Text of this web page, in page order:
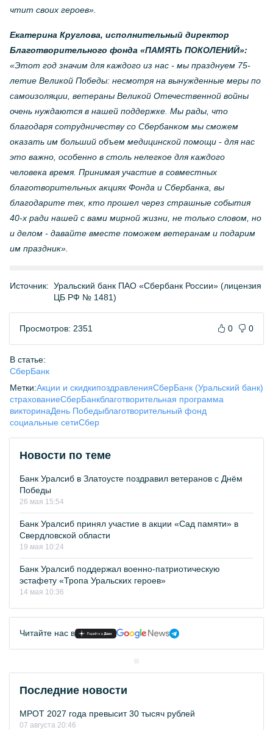
чтит своих героев».
Екатерина Круглова, исполнительный директор
Благотворительного фонда «ПАМЯТЬ ПОКОЛЕНИЙ»:
«Этот год значим для каждого из нас - мы празднуем 75-
летие Великой Победы: несмотря на вынужденные меры по
самоизоляции, ветераны Великой Отечественной войны
очень нуждаются в нашей поддержке. Мы рады, что
благодаря сотрудничеству со Сбербанком мы сможем
оказать им больший объем медицинской помощи - для нас
это важно, особенно в столь нелегкое для каждого
человека время. Принимая участие в совместных
благотворительных акциях Фонда и Сбербанка, вы
благодарите тех, кто прошел через страшные события
40-х ради нашей с вами мирной жизни, не только словом, но
и делом - давайте вместе поможем ветеранам и подарим
им праздник».
Источник: Уральский банк ПАО «Сбербанк России» (лицензия
ЦБ РФ № 1481)
Просмотров: 2351 0 0
В статье:
СберБанк
Метки:Акции и скидкипоздравленияСберБанк (Уральский банк)
страхованиеСберБанкблаготворительная программа
викторинаДень Победыблаготворительный фонд
социальные сетиСбер
Новости по теме
Банк Уралсиб в Златоусте поздравил ветеранов с Днём
Победы
26 мая 15:54
Банк Уралсиб принял участие в акции «Сад памяти» в
Свердловской области
19 мая 10:24
Банк Уралсиб поддержал военно-патриотическую
эстафету «Тропа Уральских героев»
14 мая 10:36
Читайте нас в
Последние новости
МРОТ 2027 года превысит 30 тысяч рублей
07 августа 20:46